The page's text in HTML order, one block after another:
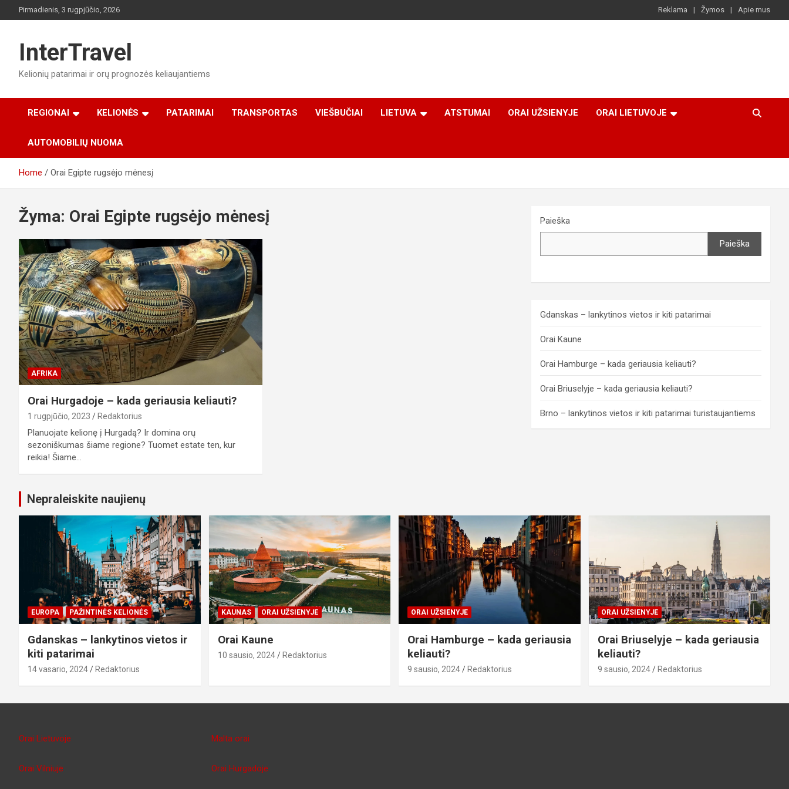
to
Pirmadienis, 3 rugpjūčio, 2026 Reklama Žymos Apie mus
InterTravel
Kelionių patarimai ir orų prognozės keliaujantiems
REGIONAI KELIONĖS PATARIMAI TRANSPORTAS VIEŠBUČIAI LIETUVA ATSTUMAI ORAI UŽSIENYJE ORAI LIETUVOJE
AUTOMOBILIŲ NUOMA
Home Orai Egipte rugsėjo mėnesį
Žyma: Orai Egipte rugsėjo mėnesį
AFRIKA
Orai Hurgadoje – kada geriausia keliauti?
1 rugpjūčio, 2023 Redaktorius
Planuojate kelionę į Hurgadą? Ir domina orų
sezoniškumas šiame regione? Tuomet estate ten, kur
reikia! Šiame…
Paieška
Paieška
Gdanskas – lankytinos vietos ir kiti patarimai
Orai Kaune
Orai Hamburge – kada geriausia keliauti?
Orai Briuselyje – kada geriausia keliauti?
Brno – lankytinos vietos ir kiti patarimai turistaujantiems
Nepraleiskite naujienų
EUROPA PAŽINTINĖS KELIONĖS
Gdanskas – lankytinos vietos ir
kiti patarimai
14 vasario, 2024 Redaktorius
KAUNAS ORAI UŽSIENYJE
Orai Kaune
10 sausio, 2024 Redaktorius
ORAI UŽSIENYJE
Orai Hamburge – kada geriausia
keliauti?
9 sausio, 2024 Redaktorius
ORAI UŽSIENYJE
Orai Briuselyje – kada geriausia
keliauti?
9 sausio, 2024 Redaktorius
Orai Lietuvoje
Orai Vilniuje
Malta orai
Orai Hurgadoje